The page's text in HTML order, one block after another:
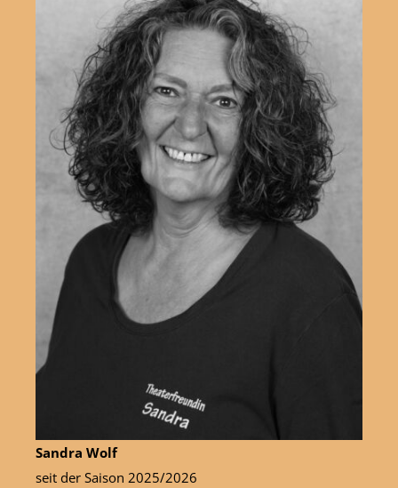
Sandra Wolf
seit der Saison 2025/2026